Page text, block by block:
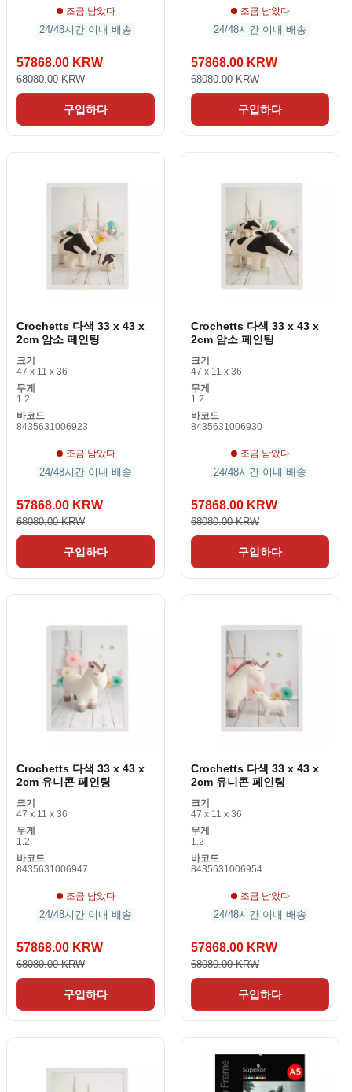
조금 남았다
24/48시간 이내 배송
57868.00 KRW
68080.00 KRW
구입하다
조금 남았다
24/48시간 이내 배송
57868.00 KRW
68080.00 KRW
구입하다
Crochetts 다색 33 x 43 x
2cm 암소 페인팅
크기
47 x 11 x 36
무게
1.2
바코드
8435631006923
조금 남았다
24/48시간 이내 배송
57868.00 KRW
68080.00 KRW
구입하다
Crochetts 다색 33 x 43 x
2cm 암소 페인팅
크기
47 x 11 x 36
무게
1.2
바코드
8435631006930
조금 남았다
24/48시간 이내 배송
57868.00 KRW
68080.00 KRW
구입하다
Crochetts 다색 33 x 43 x
2cm 유니콘 페인팅
크기
47 x 11 x 36
무게
1.2
바코드
8435631006947
조금 남았다
24/48시간 이내 배송
57868.00 KRW
68080.00 KRW
구입하다
Crochetts 다색 33 x 43 x
2cm 유니콘 페인팅
크기
47 x 11 x 36
무게
1.2
바코드
8435631006954
조금 남았다
24/48시간 이내 배송
57868.00 KRW
68080.00 KRW
구입하다